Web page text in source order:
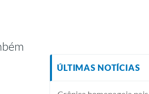
ÚLTIMAS NOTÍCIAS